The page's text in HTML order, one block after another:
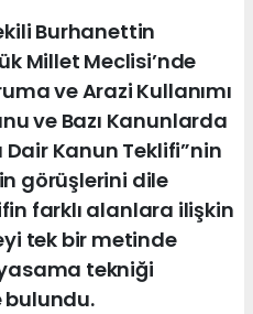
Burhanettin
Millet Meclisi’nde
ve Arazi Kullanımı
ve Bazı Kanunlarda
Dair Kanun Teklifi”nin
görüşlerini dile
farklı alanlara ilişkin
tek bir metinde
tekniği
bulundu.